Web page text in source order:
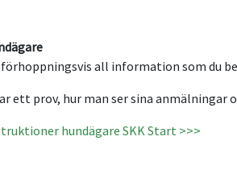
all information som du
ett prov, hur man ser sina anmälningar
hundägare SKK Start >>>